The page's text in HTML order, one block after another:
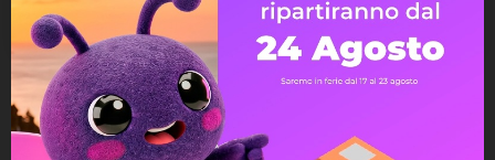
Avvisami quando torna disponibile
Assistenza Live Chat